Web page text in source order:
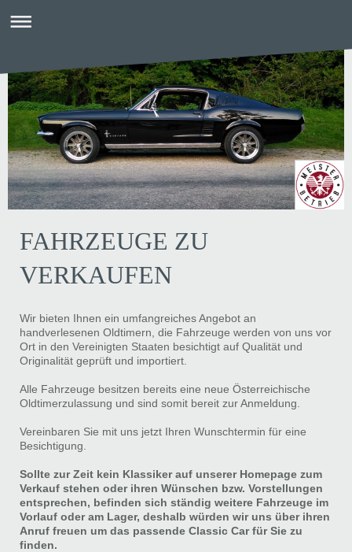
FAHRZEUGE ZU
VERKAUFEN
Wir bieten Ihnen ein umfangreiches Angebot an
handverlesenen Oldtimern, die Fahrzeuge werden von uns vor
Ort in den Vereinigten Staaten besichtigt auf Qualität und
Originalität geprüft und importiert.
Alle Fahrzeuge besitzen bereits eine neue Österreichische
Oldtimerzulassung und sind somit bereit zur Anmeldung.
Vereinbaren Sie mit uns jetzt Ihren Wunschtermin für eine
Besichtigung.
Sollte zur Zeit kein Klassiker auf unserer Homepage zum
Verkauf stehen oder ihren Wünschen bzw. Vorstellungen
entsprechen, befinden sich ständig weitere Fahrzeuge im
Vorlauf oder am Lager, deshalb würden wir uns über ihren
Anruf freuen um das passende Classic Car für Sie zu
finden.